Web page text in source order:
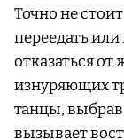
Точно не
переедать
отказаться
изнуряющих
танцы,
вызывает